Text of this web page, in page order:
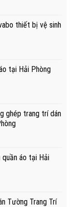
thiết bị vệ sinh
tại Hải Phòng
ghép trang trí dán
áo tại Hải
Tường Trang Trí